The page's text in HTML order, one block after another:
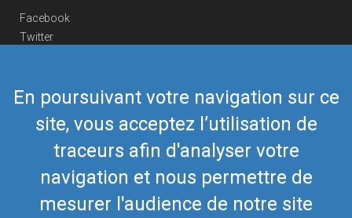
En poursuivant votre navigation sur ce
site, vous acceptez l’utilisation de
traceurs afin d'analyser votre
navigation et nous permettre de
mesurer l'audience de notre site
Facebook
Twitter
Telegram
Nous contacter
Téléphone Europe +352 26441835
Téléphone US/Canada
418-592-8862
airmate@airmate.aero
(c) Myriel Aviation SA